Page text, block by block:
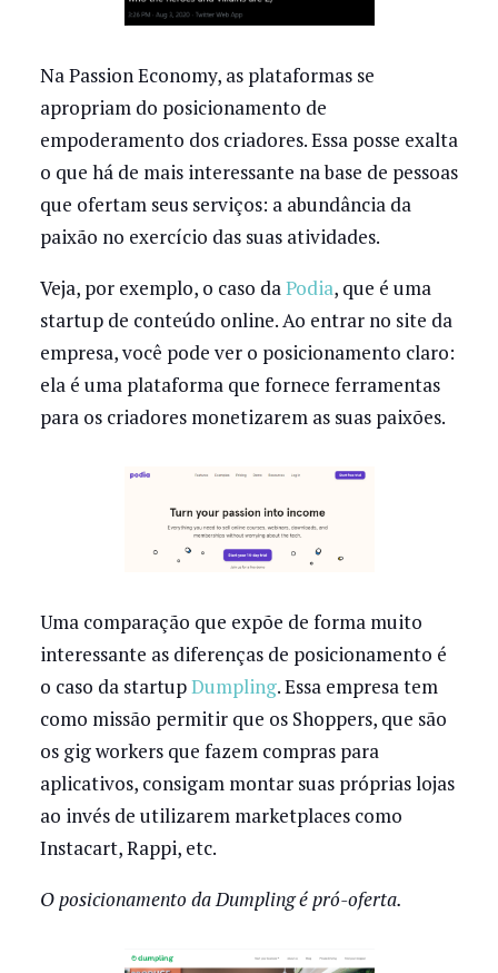
Na Passion Economy, as plataformas se
apropriam do posicionamento de
empoderamento dos criadores. Essa posse exalta
o que há de mais interessante na base de pessoas
que ofertam seus serviços: a abundância da
paixão no exercício das suas atividades.
Veja, por exemplo, o caso daPodia, que é uma
startup de conteúdo online. Ao entrar no site da
empresa, você pode ver o posicionamento claro:
ela é uma plataforma que fornece ferramentas
para os criadores monetizarem as suas paixões.
Uma comparação que expõe de forma muito
interessante as diferenças de posicionamento é
o caso da startupDumpling. Essa empresa tem
como missão permitir que os Shoppers, que são
os gig workers que fazem compras para
aplicativos, consigam montar suas próprias lojas
ao invés de utilizarem marketplaces como
Instacart, Rappi, etc.
O posicionamento da Dumpling é pró-oferta.